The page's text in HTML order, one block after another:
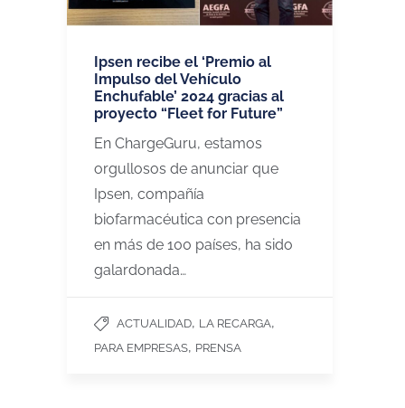
Ipsen recibe el ‘Premio al
Impulso del Vehículo
Enchufable’ 2024 gracias al
proyecto “Fleet for Future”
En ChargeGuru, estamos
orgullosos de anunciar que
Ipsen, compañía
biofarmacéutica con presencia
en más de 100 países, ha sido
galardonada…
ACTUALIDAD, LA RECARGA,
PARA EMPRESAS, PRENSA